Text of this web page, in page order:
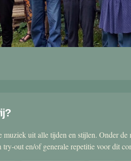
uit alle tijden en stijlen. Onder
out en/of generale repetitie voor dit